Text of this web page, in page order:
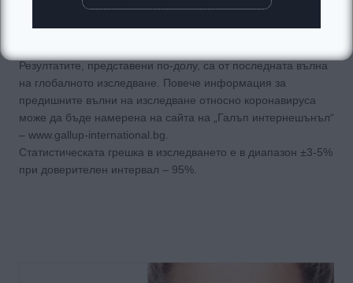
По време на пандемията световната Асоциация „Галъп
Резултатите, представени по-долу, са от последната вълна
на глобалното изследване. Повече информация за
предишните вълни на изследване относно коронавируса
може да бъде намерена на сайта на „Галъп интернешънъл“
– www.gallup-international.bg.
Статистическата грешка в изследването е в диапазон ±3-5%
при доверителен интервал – 95%.